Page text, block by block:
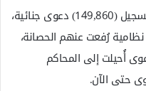
وكشفت النائب العام أن اللجنة وثقت تسجيل (149,860) دعوى جنائية،
نظامية رُفعت عنهم الحصانة،
التحريات في (21,787) دعوى أُحيلت إلى المحاكم